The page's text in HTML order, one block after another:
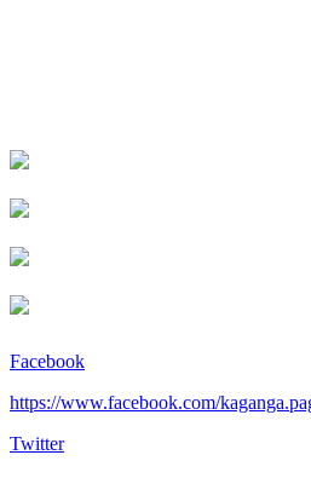
Facebook
https://www.facebook.com/
Twitter